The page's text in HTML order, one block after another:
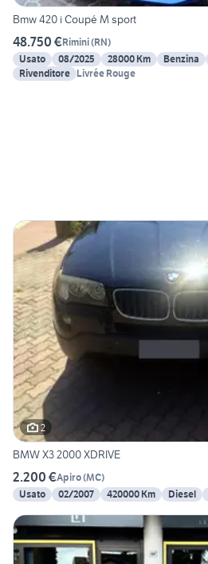
Bmw 420 i Coupé M sport
48.750 €Rimini(RN)
Usato
08/2025 28000 Km Benzina
Rivenditore Livrée Rouge
2
BMW X3 2000 XDRIVE
2.200 €Apiro(MC)
Usato
02/2007 420000 Km Diesel